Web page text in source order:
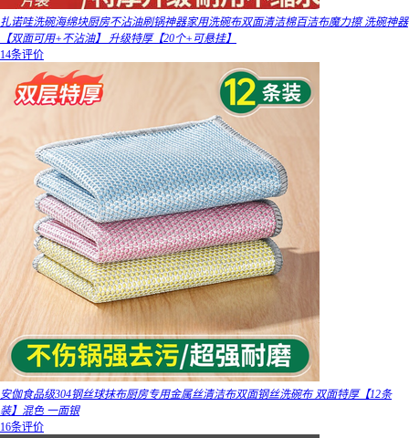
扎诺哇洗碗海绵块厨房不沾油刷锅神器家用洗碗布双面清洁棉百洁布魔力擦 洗碗神器
【双面可用+不沾油】 升级特厚【20个+可悬挂】
14条评价
安伽食品级304钢丝球抹布厨房专用金属丝清洁布双面钢丝洗碗布 双面特厚【12条
装】混色 一面银
16条评价